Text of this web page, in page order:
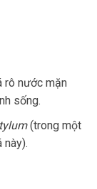
rô nước mặn
sống.
(trong một
này).